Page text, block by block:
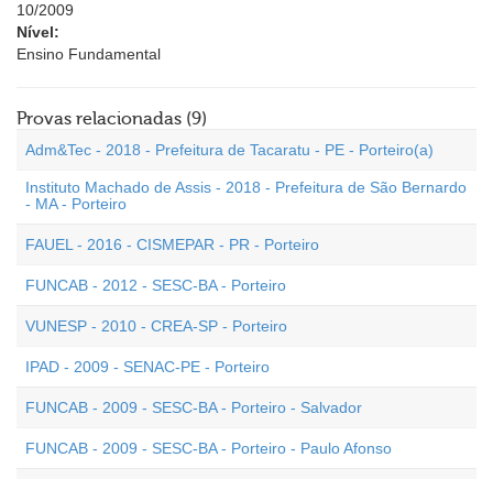
10/2009
Nível:
Ensino Fundamental
Provas relacionadas (9)
Adm&Tec - 2018 - Prefeitura de Tacaratu - PE - Porteiro(a)
Instituto Machado de Assis - 2018 - Prefeitura de São Bernardo
- MA - Porteiro
FAUEL - 2016 - CISMEPAR - PR - Porteiro
FUNCAB - 2012 - SESC-BA - Porteiro
VUNESP - 2010 - CREA-SP - Porteiro
IPAD - 2009 - SENAC-PE - Porteiro
FUNCAB - 2009 - SESC-BA - Porteiro - Salvador
FUNCAB - 2009 - SESC-BA - Porteiro - Paulo Afonso